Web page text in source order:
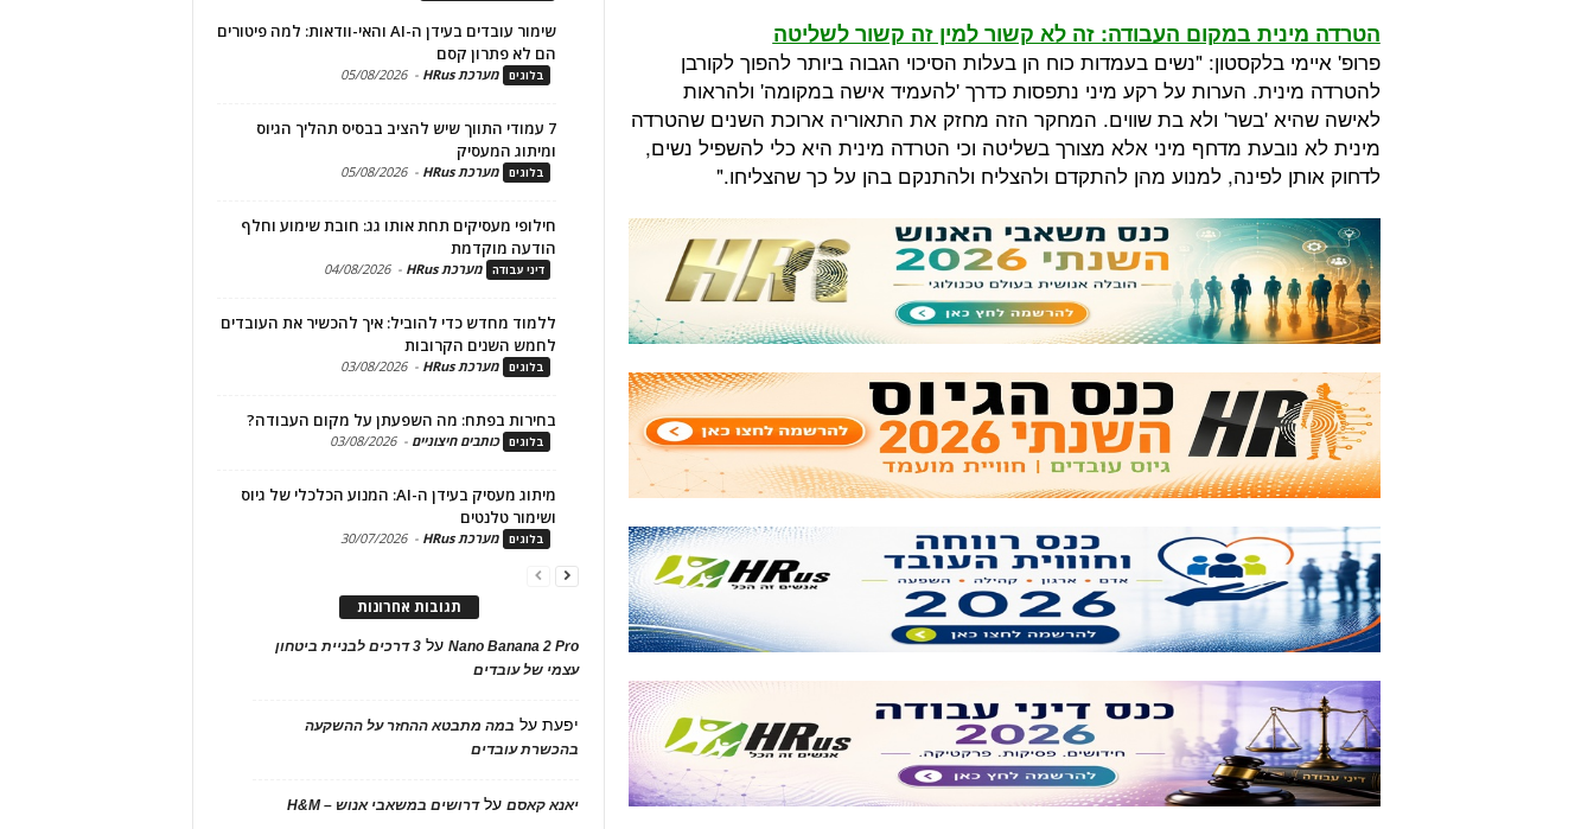
הטרדה מינית במקום העבודה: זה לא קשור למין זה קשור לשליטה
פרופ' איימי בלקסטון: "נשים בעמדות כוח הן בעלות הסיכוי הגבוה ביותר להפוך לקורבן
להטרדה מינית. הערות על רקע מיני נתפסות כדרך 'להעמיד אישה במקומה' ולהראות
לאישה שהיא 'בשר' ולא בת שווים. המחקר הזה מחזק את התאוריה ארוכת השנים שהטרדה
מינית לא נובעת מדחף מיני אלא מצורך בשליטה וכי הטרדה מינית היא כלי להשפיל נשים,
לדחוק אותן לפינה, למנוע מהן להתקדם ולהצליח ולהתנקם בהן על כך שהצליחו."
שימור עובדים בעידן ה-AI והאי-וודאות: למה פיטורים
הם לא פתרון קסם
בלוגים מערכת HRus -
05/08/2026
7 עמודי התווך שיש להציב בבסיס תהליך הגיוס
ומיתוג המעסיק
בלוגים מערכת HRus -
05/08/2026
חילופי מעסיקים תחת אותו גג: חובת שימוע וחלף
הודעה מוקדמת
דיני עבודה מערכת HRus -
04/08/2026
ללמוד מחדש כדי להוביל: איך להכשיר את העובדים
לחמש השנים הקרובות
בלוגים מערכת HRus -
03/08/2026
בחירות בפתח: מה השפעתן על מקום העבודה?
בלוגים כותבים חיצוניים -
03/08/2026
מיתוג מעסיק בעידן ה-AI: המנוע הכלכלי של גיוס
ושימור טלנטים
בלוגים מערכת HRus -
30/07/2026
תגובות אחרונות
Nano Banana 2 Proעל 3 דרכים לבניית ביטחון
עצמי של עובדים
יפעתעל במה מתבטא ההחזר על ההשקעה
בהכשרת עובדים
יאנא קאסםעלדרושים במשאבי אנוש – H&M